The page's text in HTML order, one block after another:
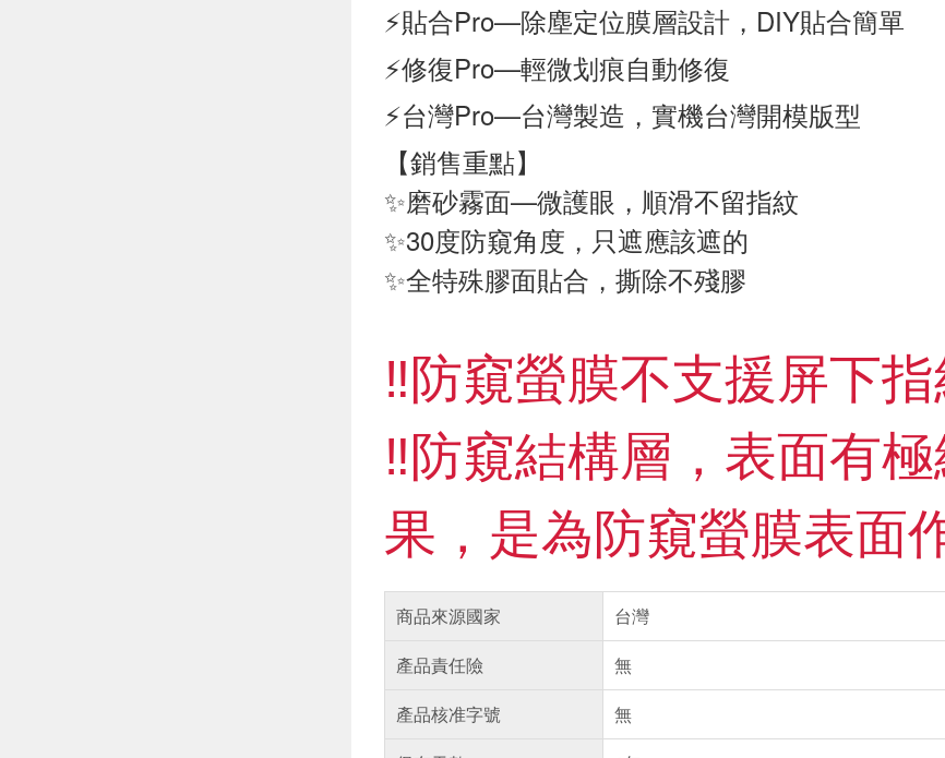
⚡貼合Pro—除塵定位膜層設計，DIY貼合簡單
⚡修復Pro—輕微划痕自動修復
⚡台灣Pro—台灣製造，實機台灣開模版型
【銷售重點】
✨磨砂霧面—微護眼，順滑不留指紋
✨30度防窺角度，只遮應該遮的
✨全特殊膠面貼合，撕除不殘膠
‼️防窺螢膜不支援屏下
‼️防窺結構層，表面有
果，是為防窺螢膜表面
商品來源國家
台灣
產品責任險
無
產品核准字號
無